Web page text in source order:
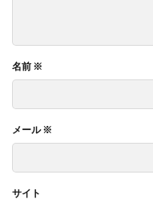
t
名前 ※
メール※
サイト